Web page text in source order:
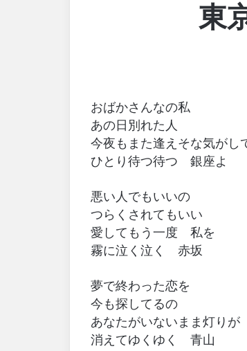
東
おばかさんなの私
あの日別れた人
今夜もまた逢えそな気がし
ひとり待つ待つ 銀座よ
悪い人でもいいの
つらくされてもいい
愛してもう一度 私を
霧に泣く泣く 赤坂
夢で終わった恋を
今も探してるの
あなたがいないまま灯りが
消えてゆくゆく 青山